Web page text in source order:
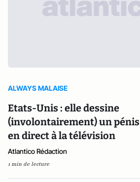
ALWAYS MALAISE
Etats-Unis : elle dessine
(involontairement) un pénis
en direct à la télévision
Atlantico Rédaction
1 min de lecture